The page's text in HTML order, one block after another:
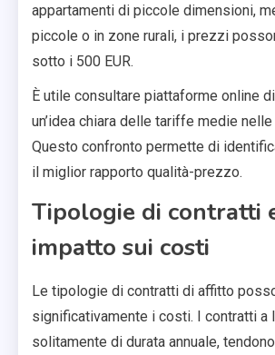
appartamenti di piccole dimensioni,
piccole o in zone rurali, i prezzi
sotto i 500 EUR.
È utile consultare piattaforme online
un’idea chiara delle tariffe medie
Questo confronto permette di
il miglior rapporto qualità-prezzo.
Tipologie di contratti
impatto sui costi
Le tipologie di contratti di affitto
significativamente i costi. I contratti a
solitamente di durata annuale,